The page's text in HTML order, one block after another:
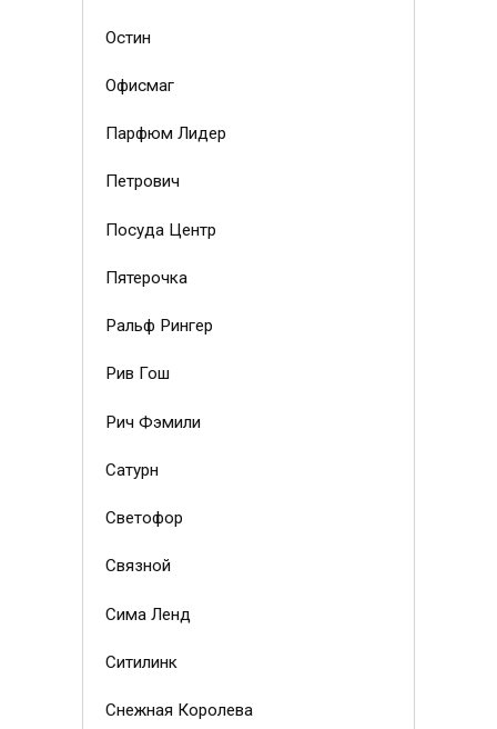
Остин
Офисмаг
Парфюм Лидер
Петрович
Посуда Центр
Пятерочка
Ральф Рингер
Рив Гош
Рич Фэмили
Сатурн
Светофор
Связной
Сима Ленд
Ситилинк
Снежная Королева